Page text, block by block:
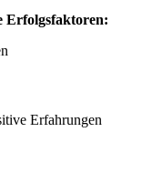
Erfolgsfaktoren:
Erfahrungen